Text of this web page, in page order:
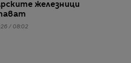
железници
/ 08:02